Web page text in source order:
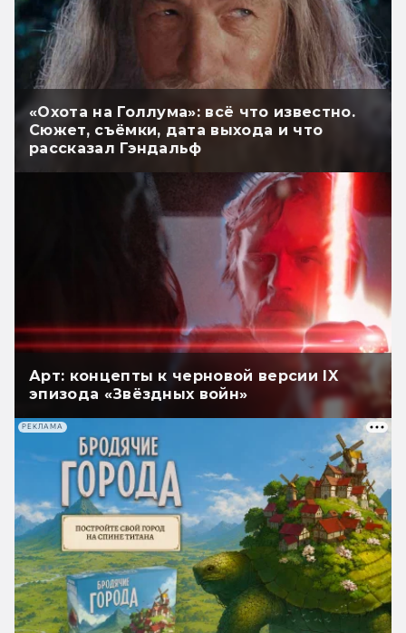
«Охота на Голлума»: всё что известно.
Сюжет, съёмки, дата выхода и что
рассказал Гэндальф
Арт: концепты к черновой версии IX
эпизода «Звёздных войн»
РЕКЛАМА